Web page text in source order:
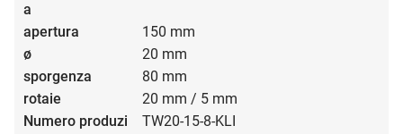
150 mm
20 mm
80 mm
20 mm / 5 mm
TW20-15-8-KLI